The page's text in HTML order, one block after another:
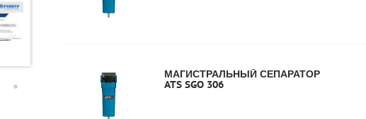
МАГИСТРАЛЬНЫЙ СЕПАРАТОР
ATS SGO 306